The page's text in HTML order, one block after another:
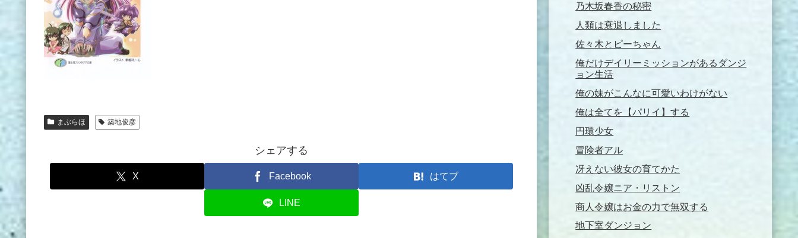
まぶらほ 築地俊彦
シェアする
X Facebook はてブ
LINE
乃木坂春香の秘密
人類は衰退しました
佐々木とピーちゃん
俺だけデイリーミッションがあるダンジ
ョン生活
俺の妹がこんなに可愛いわけがない
俺は全てを【パリイ】する
円環少女
冒険者アル
冴えない彼女の育てかた
凶乱令嬢ニア・リストン
商人令嬢はお金の力で無双する
地下室ダンジョン